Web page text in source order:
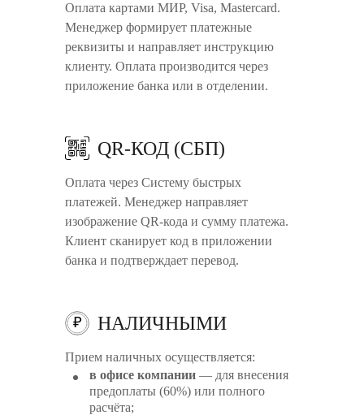
Оплата картами МИР, Visa, Mastercard.
Менеджер формирует платежные
реквизиты и направляет инструкцию
клиенту. Оплата производится через
приложение банка или в отделении.
QR-КОД (СБП)
Оплата через Систему быстрых
платежей. Менеджер направляет
изображение QR-кода и сумму платежа.
Клиент сканирует код в приложении
банка и подтверждает перевод.
₽ НАЛИЧНЫМИ
Прием наличных осуществляется:
в офисе компании — для внесения
предоплаты (60%) или полного
расчёта;